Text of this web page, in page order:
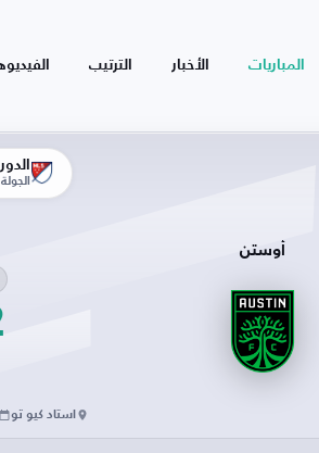
المباريات الأخبار الترتيب
الجولة 11 - مباراة الذهاب
أوستن
استاد كيو تو